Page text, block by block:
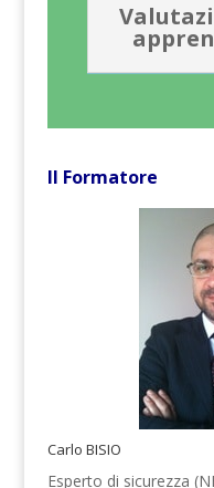
Il Formatore
Carlo BISIO
Esperto di sicurezza